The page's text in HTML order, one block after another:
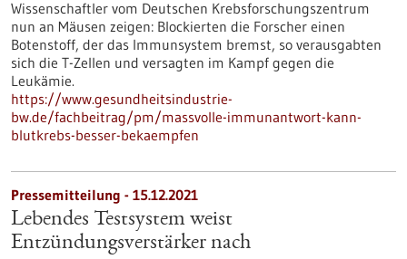
Wissenschaftler vom Deutschen Krebsforschungszentrum
nun an Mäusen zeigen: Blockierten die Forscher einen
Botenstoff, der das Immunsystem bremst, so verausgabten
sich die T-Zellen und versagten im Kampf gegen die
Leukämie.
https://www.gesundheitsindustrie-
bw.de/fachbeitrag/pm/massvolle-immunantwort-kann-
blutkrebs-besser-bekaempfen
Pressemitteilung - 15.12.2021
Lebendes Testsystem weist
Entzündungsverstärker nach